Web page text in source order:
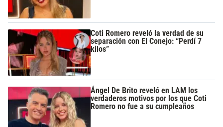
Coti Romero reveló la verdad de su
separación con El Conejo: “Perdí 7
kilos”
Ángel De Brito reveló en LAM los
verdaderos motivos por los que Coti
Romero no fue a su cumpleaños